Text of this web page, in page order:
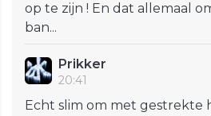
op te zijn ! En dat allemaal
ban...
Prikker
20:41
Echt slim om met gestrekte